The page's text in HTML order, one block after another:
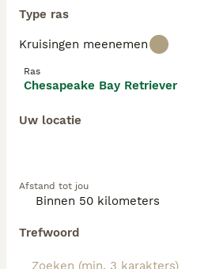
Type ras
Kruisingen meenemen
Ras
Chesapeake Bay Retriever
Uw locatie
Afstand tot jou
Trefwoord